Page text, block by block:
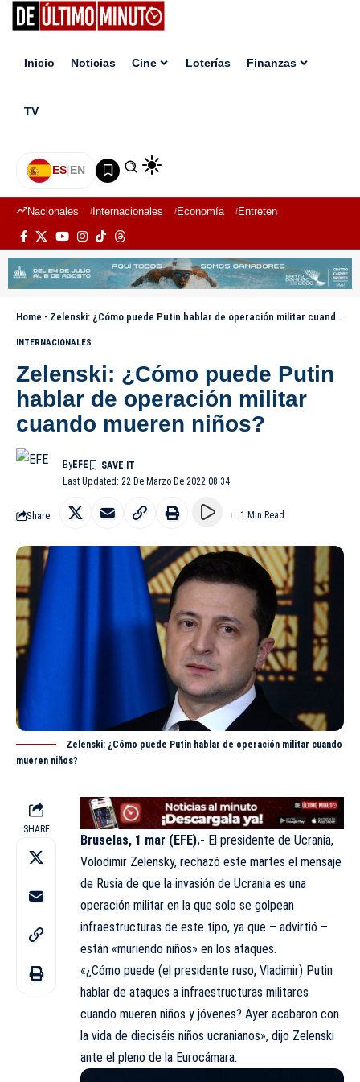
Inicio Noticias Cine Loterías Finanzas
TV
ES|EN
Nacionales Internacionales Economía Entretenimiento
Home - Zelenski: ¿Cómo puede Putin hablar de operación militar cuando mueren niños?
INTERNACIONALES
Zelenski: ¿Cómo puede Putin
hablar de operación militar
cuando mueren niños?
Last Updated: 22 De Marzo De 2022 08:34
ByEFE
Share 1 Min Read
Zelenski: ¿Cómo puede Putin hablar de operación militar cuando
mueren niños?
SHARE
Bruselas, 1 mar (EFE).- El presidente de Ucrania,
Volodimir Zelensky, rechazó este martes el mensaje
de Rusia de que la invasión de Ucrania es una
operación militar en la que solo se golpean
infraestructuras de este tipo, ya que – advirtió –
están «muriendo niños» en los ataques.
«¿Cómo puede (el presidente ruso, Vladimir) Putin
hablar de ataques a infraestructuras militares
cuando mueren niños y jóvenes? Ayer acabaron con
la vida de dieciséis niños ucranianos», dijo Zelenski
ante el pleno de la Eurocámara.